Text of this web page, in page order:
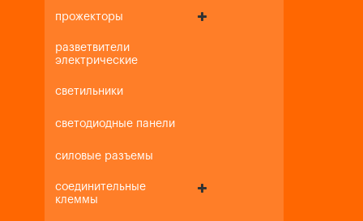
прожекторы
разветвители
электрические
светильники
светодиодные панели
силовые разъемы
соединительные
клеммы